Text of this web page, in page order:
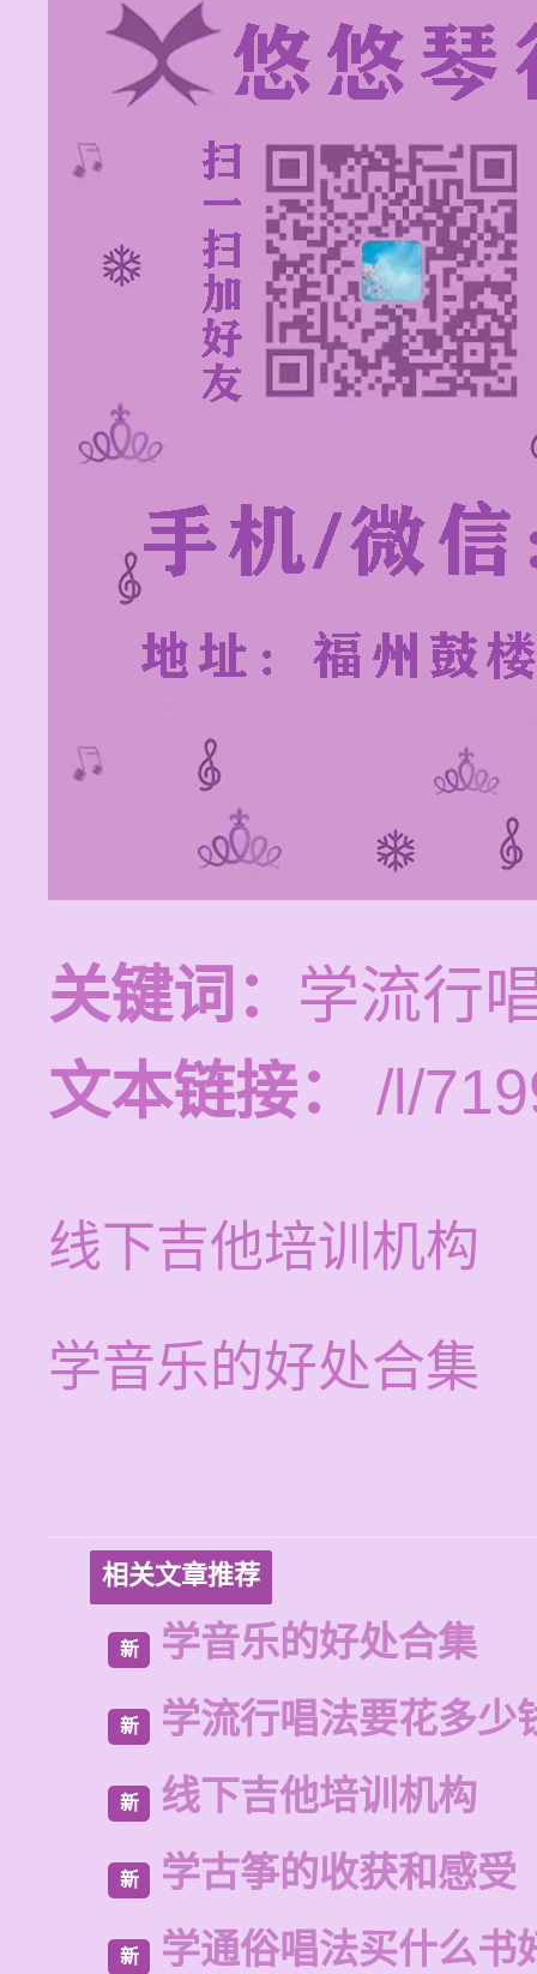
关键词： 学流行
文本链接：
/l/
线下吉他培训机构
学音乐的好处合集
相关文章推荐
新 学音乐的好处合集
新 学流行唱法要花多少
新 线下吉他培训机构
新 学古筝的收获和感受
新 学通俗唱法买什么书